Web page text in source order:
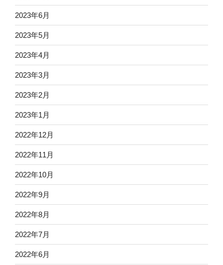
2023年6月
2023年5月
2023年4月
2023年3月
2023年2月
2023年1月
2022年12月
2022年11月
2022年10月
2022年9月
2022年8月
2022年7月
2022年6月